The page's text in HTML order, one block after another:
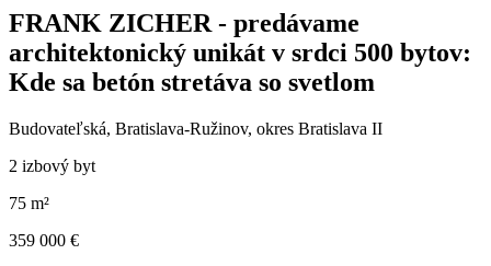
FRANK ZICHER - predávame
architektonický unikát v srdci 500 bytov:
Kde sa betón stretáva so svetlom
Budovateľská, Bratislava-Ružinov, okres Bratislava II
2 izbový byt
75 m²
359 000 €